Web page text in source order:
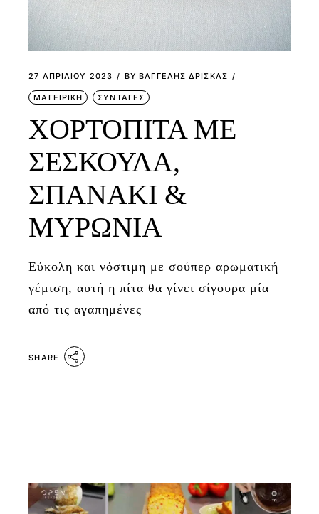
27 ΑΠΡΙΛΊΟΥ 2023 BY ΒΑΓΓΕΛΗΣ ΔΡΙΣΚΑΣ
ΜΑΓΕΙΡΙΚΗ ΣΥΝΤΑΓΕΣ
ΧΟΡΤΟΠΙΤΑ ΜΕ
ΣΕΣΚΟΥΛΑ,
ΣΠΑΝΑΚΙ &
ΜΥΡΩΝΙΑ
Εύκολη και νόστιμη με σούπερ αρωματική
γέμιση, αυτή η πίτα θα γίνει σίγουρα μία
από τις αγαπημένες
SHARE